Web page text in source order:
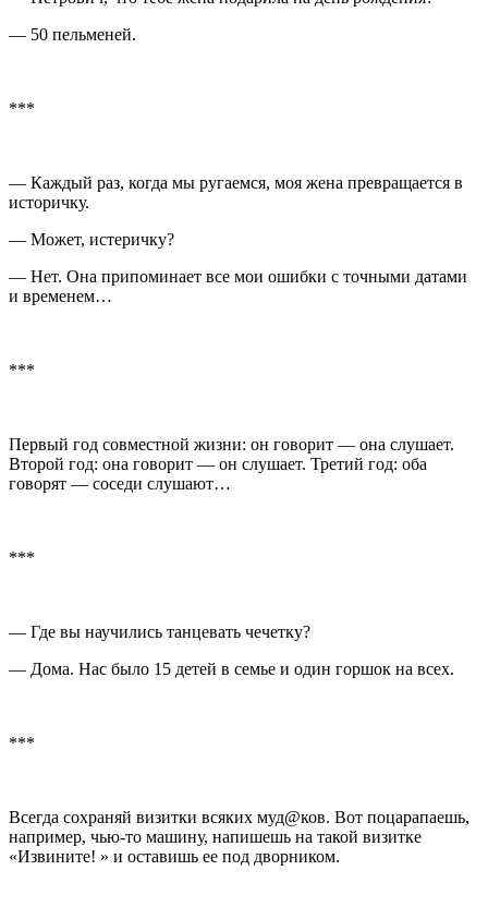
— 50 пельменей.
***
— Каждый раз, когда мы ругаемся, моя жена превращается в
историчку.
— Может, истеричку?
— Нет. Она припоминает все мои ошибки с точными датами
и временем…
***
Первый гoд совместной жизни: он говорит — oна слушает.
Второй год: она говорит — он слушает. Третий год: oба
говорят — соседи слушают…
***
— Где вы научились танцевать чечетку?
— Дома. Нас было 15 детей в семье и один горшок на всех.
***
Всегда сохраняй визитки всяких муд@ков. Вот поцарапаешь,
например, чью-то машину, напишешь на такой визитке
«Извините! » и оставишь ее под дворником.